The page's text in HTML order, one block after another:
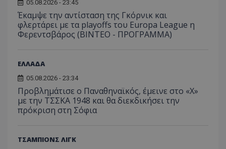
05.08.2026 - 23:45
Έκαμψε την αντίσταση της Γκόρνικ και
φλερτάρει με τα playoffs του Europa League η
Φερεντσβάρος (ΒΙΝΤΕΟ - ΠΡΟΓΡΑΜΜΑ)
ΕΛΛΑΔΑ
05.08.2026 - 23:34
Προβλημάτισε ο Παναθηναϊκός, έμεινε στο «Χ»
με την ΤΣΣΚΑ 1948 και θα διεκδικήσει την
πρόκριση στη Σόφια
ΤΣΑΜΠΙΟΝΣ ΛΙΓΚ